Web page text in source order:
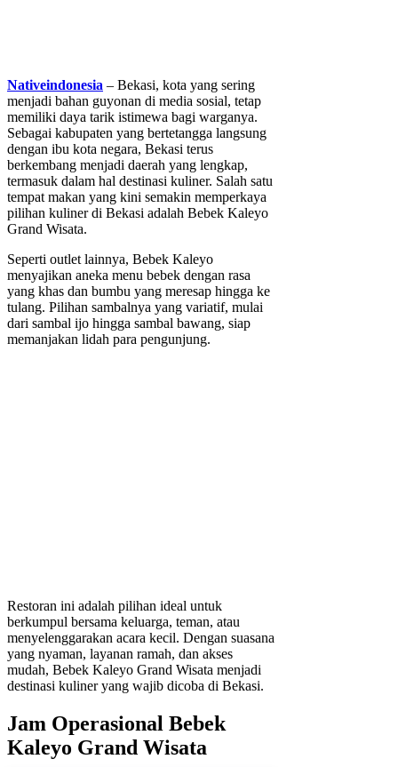
Nativeindonesia – Bekasi, kota yang sering
menjadi bahan guyonan di media sosial, tetap
memiliki daya tarik istimewa bagi warganya.
Sebagai kabupaten yang bertetangga langsung
dengan ibu kota negara, Bekasi terus
berkembang menjadi daerah yang lengkap,
termasuk dalam hal destinasi kuliner. Salah satu
tempat makan yang kini semakin memperkaya
pilihan kuliner di Bekasi adalah Bebek Kaleyo
Grand Wisata.
Seperti outlet lainnya, Bebek Kaleyo
menyajikan aneka menu bebek dengan rasa
yang khas dan bumbu yang meresap hingga ke
tulang. Pilihan sambalnya yang variatif, mulai
dari sambal ijo hingga sambal bawang, siap
memanjakan lidah para pengunjung.
Restoran ini adalah pilihan ideal untuk
berkumpul bersama keluarga, teman, atau
menyelenggarakan acara kecil. Dengan suasana
yang nyaman, layanan ramah, dan akses
mudah, Bebek Kaleyo Grand Wisata menjadi
destinasi kuliner yang wajib dicoba di Bekasi.
Jam Operasional Bebek
Kaleyo Grand Wisata